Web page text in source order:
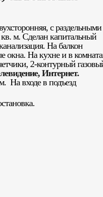
с раздельными
м. Сделан капитальный
На балкон
окна. На кухне и в
2-контурный
Интернет.
На входе в подъезд